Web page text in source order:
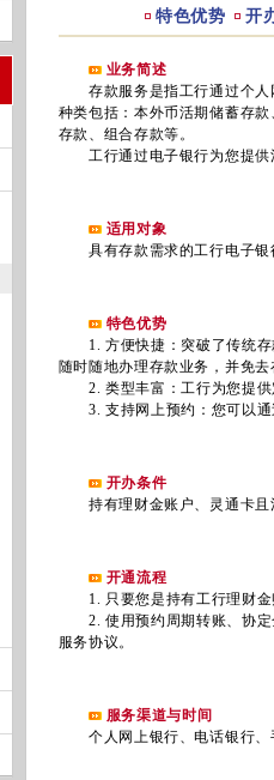
特色优势 开
业务简述
存款服务是指工行通过个人
种类包括：本外币活期储蓄存
存款、组合存款等。
工行通过电子银行为您提供
适用对象
具有存款需求的工行电子银
特色优势
1. 方便快捷：突破了传统存
随时随地办理存款业务，并免
2. 类型丰富：工行为您提供
3. 支持网上预约：您可以通
开办条件
持有理财金账户、灵通卡且
开通流程
1. 只要您是持有工行理财金
2. 使用预约周期转账、协定
服务协议。
服务渠道与时间
个人网上银行、电话银行、